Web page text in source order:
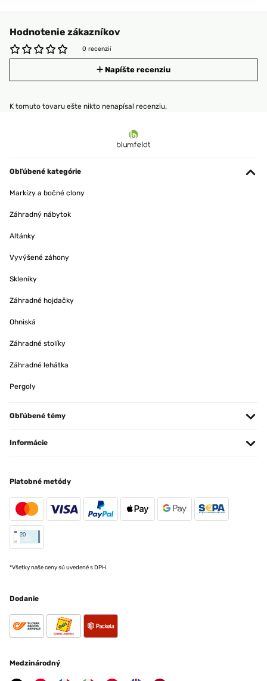
Hodnotenie zákazníkov
0 recenzií
Napíšte recenziu
K tomuto tovaru ešte nikto nenapísal recenziu.
Obľúbené kategórie
Markízy a bočné clony
Záhradný nábytok
Altánky
Vyvýšené záhony
Skleníky
Záhradné hojdačky
Ohniská
Záhradné stolíky
Záhradné lehátka
Pergoly
Obľúbené témy
Informácie
Platobné metódy
*Všetky naše ceny sú uvedené s DPH.
Dodanie
Medzinárodný